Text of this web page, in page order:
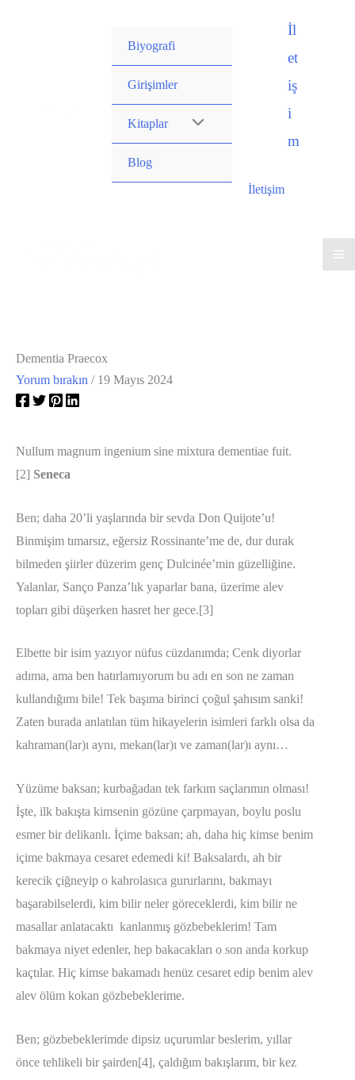
Biyografi
Girişimler
Kitaplar
Blog
İl
et
iş
i
m
İletişim
Dementia Praecox
Yorum bırakın / 19 Mayıs 2024
Nullum magnum ingenium sine mixtura dementiae fuit.
[2] Seneca
Ben; daha 20’li yaşlarında bir sevda Don Quijote’u!
Binmişim tımarsız, eğersiz Rossinante’me de, dur durak
bilmeden şiirler düzerim genç Dulcinée’min güzelliğine.
Yalanlar, Sanço Panza’lık yaparlar bana, üzerime alev
topları gibi düşerken hasret her gece.[3]
Elbette bir isim yazıyor nüfus cüzdanımda; Cenk diyorlar
adıma, ama ben hatırlamıyorum bu adı en son ne zaman
kullandığımı bile! Tek başıma birinci çoğul şahısım sanki!
Zaten burada anlatılan tüm hikayelerin isimleri farklı olsa da
kahraman(lar)ı aynı, mekan(lar)ı ve zaman(lar)ı aynı…
Yüzüme baksan; kurbağadan tek farkım saçlarımın olması!
İşte, ilk bakışta kimsenin gözüne çarpmayan, boylu poslu
esmer bir delikanlı. İçime baksan; ah, daha hiç kimse benim
içime bakmaya cesaret edemedi ki! Baksalardı, ah bir
kerecik çiğneyip o kahrolasıca gururlarını, bakmayı
başarabilselerdi, kim bilir neler göreceklerdi, kim bilir ne
masallar anlatacaktı kanlanmış gözbebeklerim! Tam
bakmaya niyet edenler, hep bakacakları o son anda korkup
kaçtılar. Hiç kimse bakamadı henüz cesaret edip benim alev
alev ölüm kokan gözbebeklerime.
Ben; gözbebeklerimde dipsiz uçurumlar beslerim, yıllar
önce tehlikeli bir şairden[4], çaldığım bakışlarım, bir kez